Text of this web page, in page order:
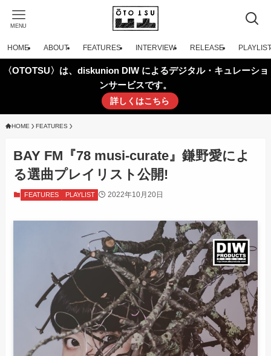
MENU
HOME ABOUT FEATURES INTERVIEW RELEASE PLAYLIST
〈OTOTSU〉は、diskunion DIW によるデジタル・キュレーショ
ンサービスです。
詳しくはこちら
HOME FEATURES
BAY FM『78 musi-curate』鎌野愛によ
る選曲プレイリスト公開!
FEATURES PLAYLIST 2022年10月20日